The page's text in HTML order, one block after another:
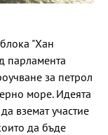
"Хан
парламента
за петрол
море. Идеята
вземат участие
да бъде